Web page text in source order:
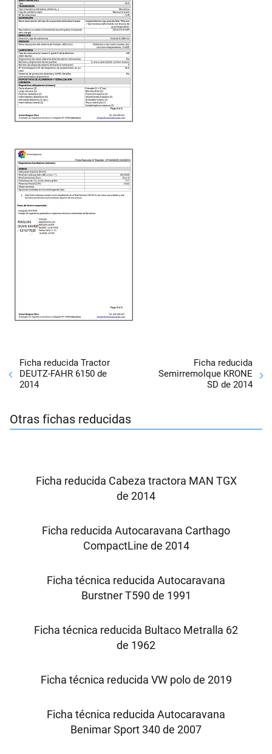
Ficha reducida Tractor
DEUTZ-FAHR 6150 de
2014
Ficha reducida
Semirremolque KRONE
SD de 2014
Otras fichas reducidas
Ficha reducida Cabeza tractora MAN TGX
de 2014
Ficha reducida Autocaravana Carthago
CompactLine de 2014
Ficha técnica reducida Autocaravana
Burstner T590 de 1991
Ficha técnica reducida Bultaco Metralla 62
de 1962
Ficha técnica reducida VW polo de 2019
Ficha técnica reducida Autocaravana
Benimar Sport 340 de 2007